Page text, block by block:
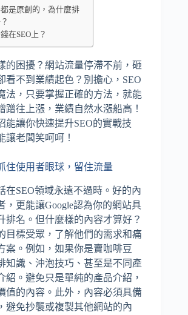
是原創的，為什麼排
在SEO上？
的困擾？網站流量停滯不前，砸
看不到業績起色？別擔心，SEO
法，只要掌握正確的方法，就能
蹭往上漲，業績自然水漲船高！
能讓你快速提升SEO的實戰技
讓老闆笑呵呵！
住使用者眼球，留住流量
在SEO領域永遠不過時。好的內
，更能讓Google認為你的網站具
排名。但什麼樣的內容才算好？
目標受眾，了解他們的需求和痛
案。例如，如果你是賣咖啡豆
知識、沖泡技巧、甚至是不同產
紹。避免只是單純的產品介紹，
值的內容。此外，內容必須具備
避免抄襲或複製其他網站的內